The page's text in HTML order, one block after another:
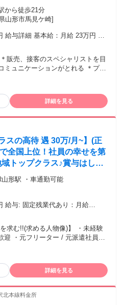
と結婚式場でウェディング プラ
が、 コロナをきっかけに
点は、
一を目指す！とい
レンジしながら 仕事ができてい
分の時間として、しっかり 楽し
よかったです☆ミ ＊ ＊ ＊
から徒歩21分
山形市馬見ケ崎]
給与詳細 基本給：月給 23万円 〜
額：なし 全員に一律で支払われ
3万円） ・扶養手当あり（上限2万
手当あり（イオンモール内勤務）
年間を通して、従業員に対する★
ン★あり。 ・年2回の賞与とは別
長支援制度★ 成果
ことで、 年一回の昇給額が決ま
ることより、後輩に教える こと
、この制度 の特徴。 これによ
売ノウ ハウを後輩に教え、新人
とが可能になった。 ★インセ
に 受けれるようにしたキャンペ
に対し、すぐに インセンティブを
、新人でも短期間で、 頑張りを評
賞与を含め、賞与に関しては 勤続2年目から支給。
販売、接客のスペシャリストを目
ミュニケーションがとれる ＊プロ
達成したい 【歓迎】 ・
営
界経験者 ・ジュエリー販売経験者
がない ・定時帰宅可能な接客販
ートも大切にしたい ・人と接する
が好き ・人生の節目をお手伝いす
で長く働き続けたい ・今の会社で
がいを感じたい ・お客様と直接話
ル・販売・アパレル・美容・ サー
迎です。 - 【スタッフイ
未経験から 入社し、慣れない仕
りがいを 感じるようになりまし
ているので、 お客様の笑顔が見れ
し、 こちらまで嬉しくなっちゃ
詳細を見る
スの高待 遇 30万/月~】(正
全国上位！社員の幸せを第
トップクラス♪賞与はしっ
JR山形駅 ・車通勤可能
り：月給
を含む。22時間を超える残業代は
月分） ※2025年度:夏季賞与平均支
（6月、12月）
迎 ・元フリーター / 元派遣社員活
好きな人 ・接客を通して人を元
せながら働きたい人 ・正社員デビ
術を継続的に学ぶ姿勢がある人 ・
しい方法を取り入れられる人
詳細を見る
北本線料金所